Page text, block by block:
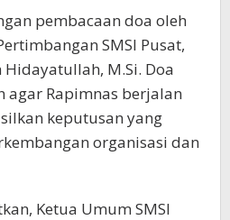
pembacaan doa oleh
SMSI Pusat,
Hidayatullah, M.Si. Doa
Rapimnas berjalan
keputusan yang
organisasi dan
Ketua Umum SMSI